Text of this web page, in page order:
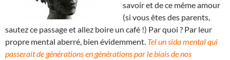
savoir et de ce même amour
(si vous êtes des parents,
sautez ce passage et allez boire un café !) Par quoi ? Par leur
propre mental aberré, bien évidemment. Tel un sida mental qui
passerait de générations en générations par le biais de nos